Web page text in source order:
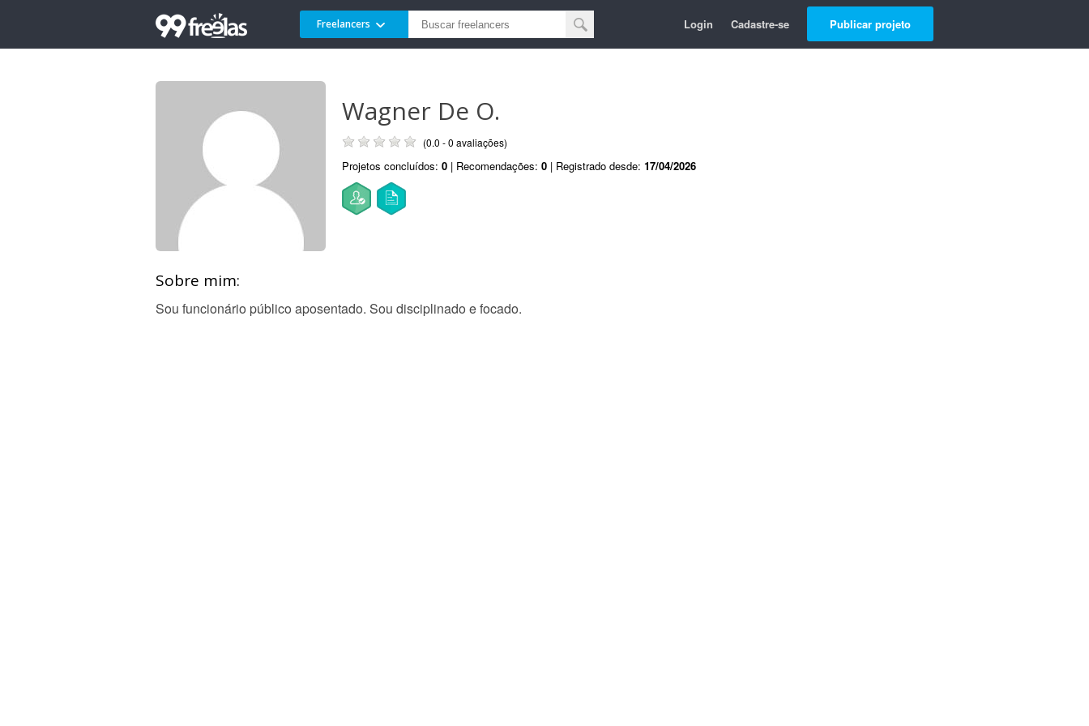
Freelancers Login Cadastre-se Publicar projeto
Wagner De O.
(0.0 - 0 avaliações)
Projetos concluídos: 0 | Recomendações: 0 | Registrado desde: 17/04/2026
Sobre mim:
Sou funcionário público aposentado. Sou disciplinado e focado.